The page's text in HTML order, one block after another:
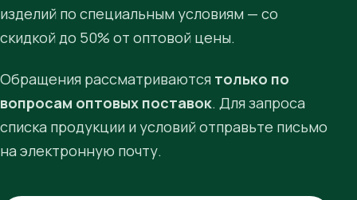
изделий по специальным условиям — со
скидкой до 50% от оптовой цены.
Обращения рассматриваются только по
вопросам оптовых поставок. Для запроса
списка продукции и условий отправьте письмо
на электронную почту.